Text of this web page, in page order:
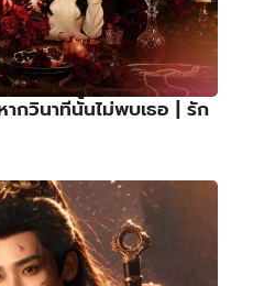
กวินาทีนั้นไม่พบเธอ | รัก